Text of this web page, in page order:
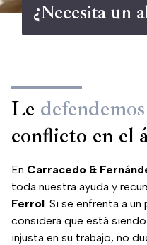
¿Necesita un
Le defendemos
conflicto en el
En Carracedo &
toda nuestra ayuda y
Ferrol. Si se enfrenta a
considera que está
injusta en su trabajo, no